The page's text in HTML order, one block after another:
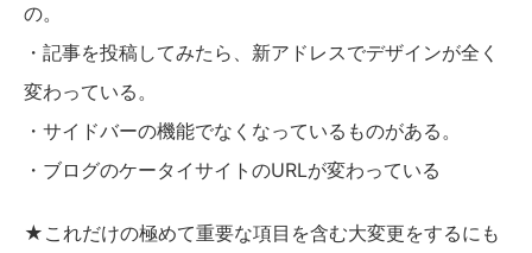
の。
・記事を投稿してみたら、新アドレスでデザインが全く
変わっている。
・サイドバーの機能でなくなっているものがある。
・ブログのケータイサイトのURLが変わっている
★これだけの極めて重要な項目を含む大変更をするにも